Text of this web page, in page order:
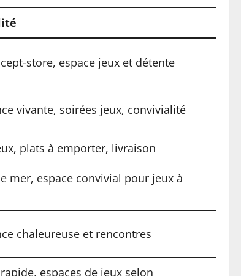
store, espace jeux et détente
vivante, soirées jeux, convivialité
plats à emporter, livraison
mer, espace convivial pour jeux à
chaleureuse et rencontres
espaces de jeux selon